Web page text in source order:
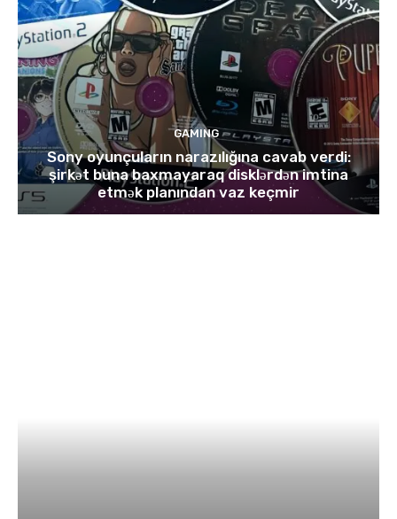
GAMING
Sony oyunçuların narazılığına cavab verdi:
şirkət buna baxmayaraq disklərdən imtina
etmək planından vaz keçmir